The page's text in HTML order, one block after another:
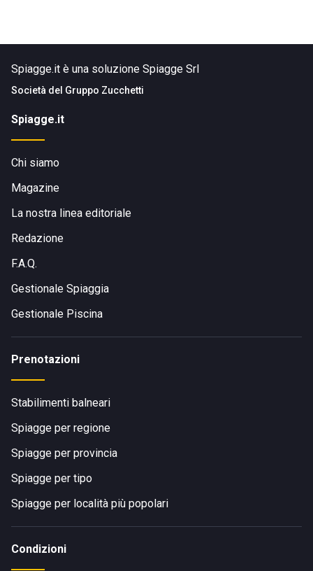
Spiagge.it è una soluzione Spiagge Srl
Società del Gruppo Zucchetti
Spiagge.it
Chi siamo
Magazine
La nostra linea editoriale
Redazione
F.A.Q.
Gestionale Spiaggia
Gestionale Piscina
Prenotazioni
Stabilimenti balneari
Spiagge per regione
Spiagge per provincia
Spiagge per tipo
Spiagge per località più popolari
Condizioni